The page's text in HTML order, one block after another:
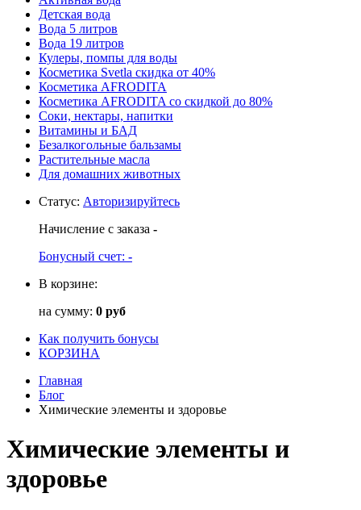
Детская вода
Вода 5 литров
Вода 19 литров
Кулеры, помпы для воды
Косметика Svetla скидка от 40%
Косметика AFRODITA
Косметика AFRODITA со скидкой до 80%
Соки, нектары, напитки
Витамины и БАД
Безалкогольные бальзамы
Растительные масла
Для домашних животных
Статус: Авторизируйтесь
Начисление с заказа -
Бонусный счет: -
В корзине:
на сумму: 0 руб
Как получить бонусы
КОРЗИНА
Главная
Блог
Химические элементы и здоровье
Химические элементы и
здоровье